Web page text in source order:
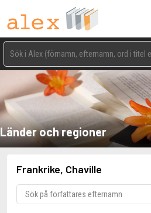
Länder och regioner
Frankrike, Chaville